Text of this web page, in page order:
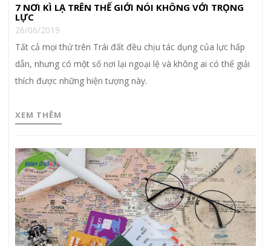
7 NƠI KÌ LẠ TRÊN THẾ GIỚI NÓI KHÔNG VỚI TRỌNG
LỰC
26/06/2019
Tất cả mọi thứ trên Trái đất đều chịu tác dụng của lực hấp
dẫn, nhưng có một số nơi lại ngoại lệ và không ai có thể giải
thích được những hiện tượng này.
XEM THÊM